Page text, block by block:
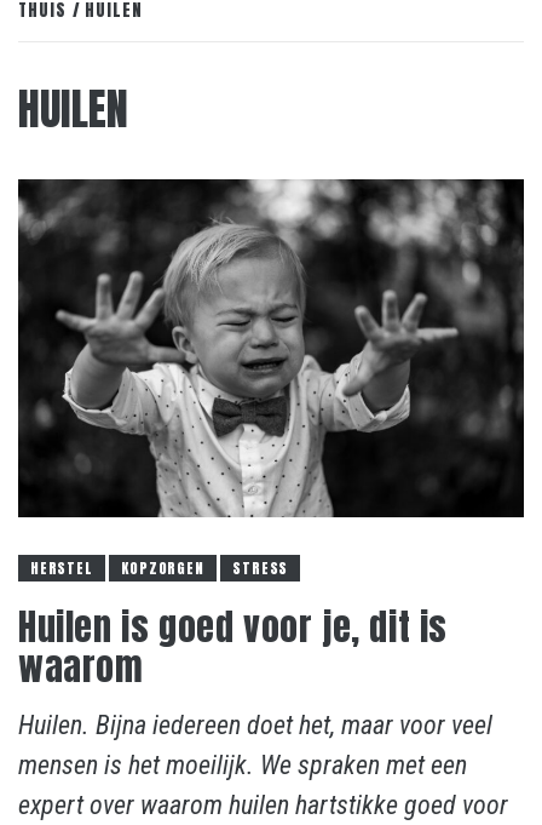
THUIS HUILEN
HUILEN
HERSTEL KOPZORGEN STRESS
Huilen is goed voor je, dit is
waarom
Huilen. Bijna iedereen doet het, maar voor veel
mensen is het moeilijk. We spraken met een
expert over waarom huilen hartstikke goed voor